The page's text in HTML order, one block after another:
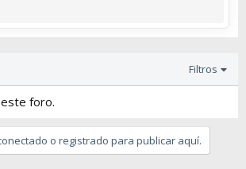
Filtros
foro.
o registrado para publicar aquí.